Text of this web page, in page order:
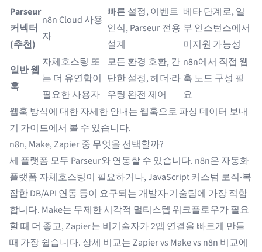
Parseur
커넥터
(추천)
n8n Cloud 사용
자
빠른 설정, 이벤트
인식, Parseur 전용
설계
베타 단계로, 일
부 인스턴스에서
미지원 가능성
일반 웹
훅
자체호스팅 또
는 더 유연함이
필요한 사용자
모든 환경 호환, 간
단한 설정, 헤더·라
우팅 완전 제어
n8n에서 직접 웹
훅 노드 구성 필
요
웹훅 방식에 대한 자세한 안내는 웹훅으로 파싱 데이터 보내
기 가이드에서 볼 수 있습니다.
n8n, Make, Zapier 중 무엇을 선택할까?
세 플랫폼 모두 Parseur와 연동할 수 있습니다. n8n은 자동화
플랫폼 자체호스팅이 필요하거나, JavaScript 커스텀 로직·복
잡한 DB/API 연동 등이 요구되는 개발자·기술팀에 가장 적합
합니다. Make는 무제한 시각적 멀티스텝 워크플로우가 필요
할 때 더 좋고,Zapier는 비기술자가 2앱 연결을 빠르게 만들
때 가장 쉽습니다. 상세 비교는Zapier vs Make vs n8n 비교에